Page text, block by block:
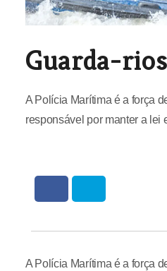
Guarda-rios
A Polícia Marítima é a força
responsável por manter a lei
A Polícia Marítima é a força